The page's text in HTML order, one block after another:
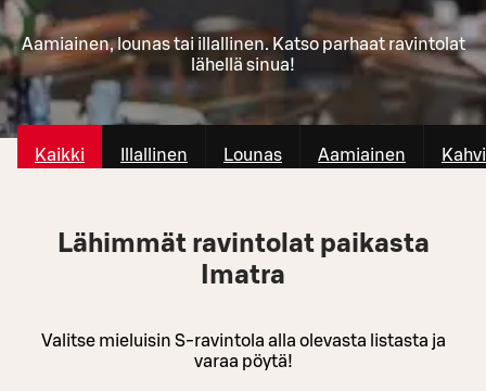
Aamiainen, lounas tai illallinen. Katso parhaat ravintolat
lähellä sinua!
Kaikki Illallinen Lounas Aamiainen
Lähimmät ravintolat paikasta
Imatra
Valitse mieluisin S-ravintola alla olevasta listasta ja
varaa pöytä!